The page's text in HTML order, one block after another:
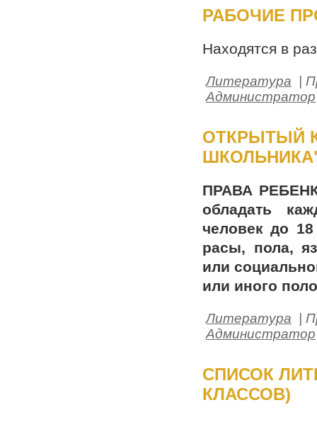
РАБОЧИЕ
Находятся в
Литература
|
Администратор
ОТКРЫТЫЙ
ПРАВА
обладать
человек до
расы, пола,
или
или иного
Литература
|
Администратор
СПИСОК
КЛАССОВ)